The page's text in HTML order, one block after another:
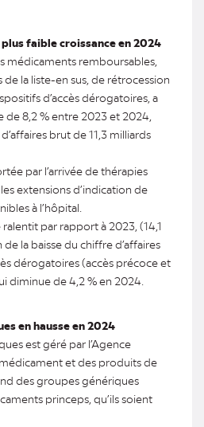
faible croissance en 2024
médicaments remboursables,
la liste-en sus, de rétrocession
d’accès dérogatoires, a
de 8,2 % entre 2023 et 2024,
brut de 11,3 milliards
par l’arrivée de thérapies
extensions d’indication de
à l’hôpital.
par rapport à 2023, (14,1
la baisse du chiffre d’affaires
dérogatoires (accès précoce et
diminue de 4,2 % en 2024.
en hausse en 2024
est géré par l’Agence
et des produits de
des groupes génériques
princeps, qu’ils soient